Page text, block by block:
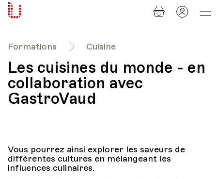
Formations Cuisine
Les cuisines du monde - en
collaboration avec
GastroVaud
Vous pourrez ainsi explorer les saveurs de
différentes cultures en mélangeant les
influences culinaires.
Panier
Mon